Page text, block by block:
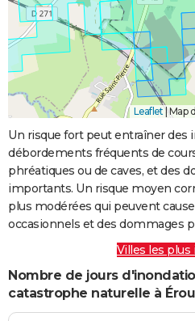
Leaflet|Map
Un risque fort peut entraîner des
débordements fréquents de
phréatiques ou de caves, et des
importants. Un risque moyen
plus modérées qui peuvent
occasionnels et des dommages
Villes les plus
Nombre de jours
catastrophe naturelle à